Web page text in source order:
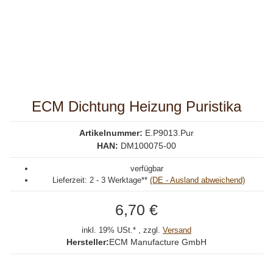
ECM Dichtung Heizung Puristika
Artikelnummer: E.P9013.Pur
HAN: DM100075-00
verfügbar
Lieferzeit: 2 - 3 Werktage** (DE - Ausland abweichend)
6,70 €
inkl. 19% USt.* , zzgl. Versand
Hersteller:ECM Manufacture GmbH